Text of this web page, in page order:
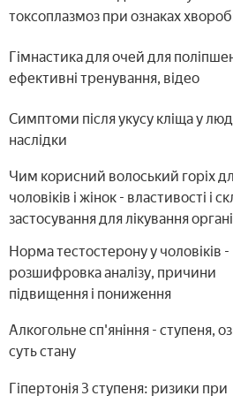
йогою, цигун
токсоплазмоз при ознаках
Гімнастика для очей для
ефективні тренування, відео
Симптоми після укусу кліща у
наслідки
Чим корисний волоський горіх
чоловіків і жінок - властивості і
застосування для лікування
Норма тестостерону у чоловіків -
розшифровка аналізу, причини
підвищення і пониження
Алкогольне сп'яніння - ступеня,
суть стану
Гіпертонія 3 ступеня: ризики при